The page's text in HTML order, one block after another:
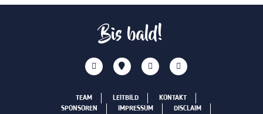
Bis bald!
TEAM LEITBILD
KONTAKT
SPONSOREN
IMPRESSUM DISCLAIM